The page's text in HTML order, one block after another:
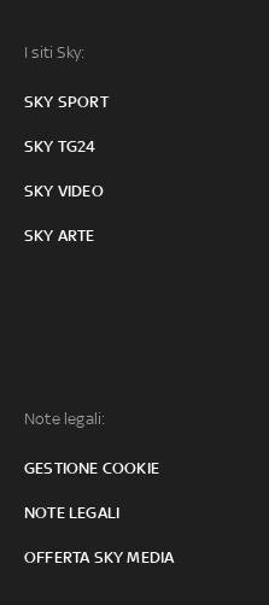
I siti Sky:
SKY SPORT
SKY TG24
SKY VIDEO
SKY ARTE
Note legali:
GESTIONE COOKIE
NOTE LEGALI
OFFERTA SKY MEDIA